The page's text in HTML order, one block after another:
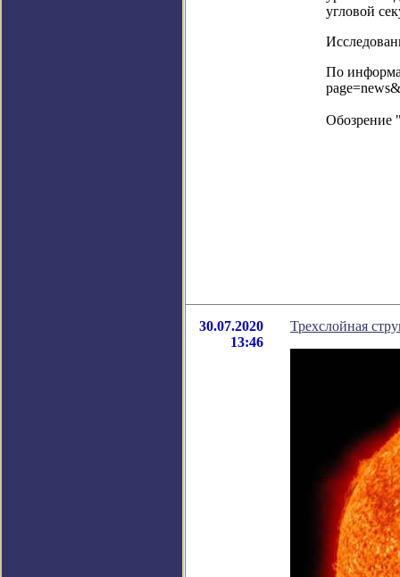
угловой
По
Обозрение
30.07.2020
13:46
Трехслойная